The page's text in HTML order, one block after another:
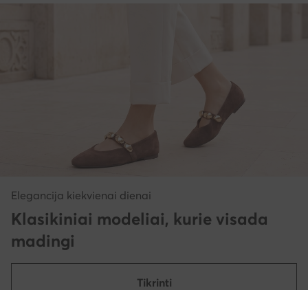
Elegancija kiekvienai dienai
Klasikiniai modeliai, kurie visada
madingi
Tikrinti